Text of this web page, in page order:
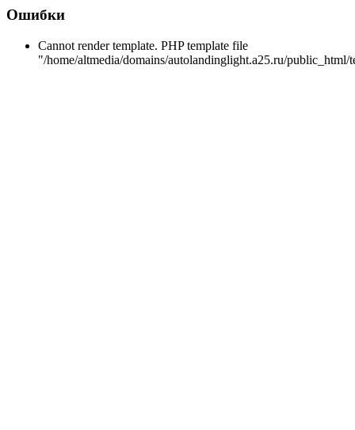
Ошибки
Cannot render template. PHP template file
"/home/altmedia/domains/autolandinglight.a25.ru/